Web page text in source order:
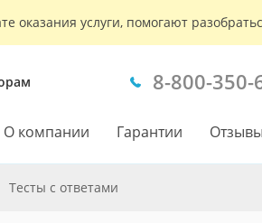
оказания услуги, помогают
8-800-350-
О компании Гарантии Отзывы
Тесты с ответами